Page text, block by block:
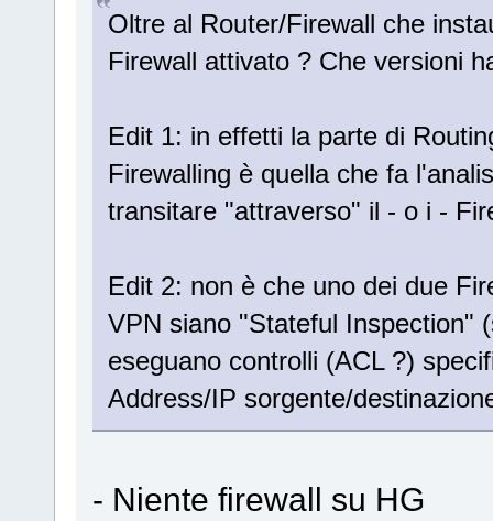
Oltre al Router/Firewall che
Firewall attivato ? Che versioni
Edit 1: in effetti la parte di
Firewalling è quella che fa
transitare "attraverso" il - o i -
Edit 2: non è che uno dei due
VPN siano "Stateful Inspection"
eseguano controlli (ACL ?)
Address/IP sorgente/
- Niente firewall su HG